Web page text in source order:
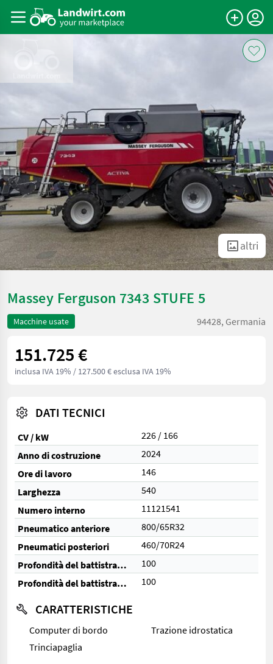
altri
Massey Ferguson 7343 STUFE 5
Macchine usate 94428, Germania
151.725 €
inclusa IVA 19% / 127.500 € esclusa IVA 19%
DATI TECNICI
CV / kW
226 / 166
Anno di costruzione
2024
Ore di lavoro
146
Larghezza
540
Numero interno
11121541
Pneumatico anteriore
800/65R32
Pneumatici posteriori
460/70R24
Profondità del battistrada anteriore (%)
100
Profondità del battistrada posteriore (%)
100
CARATTERISTICHE
Computer di bordo
Trazione idrostatica
Trinciapaglia